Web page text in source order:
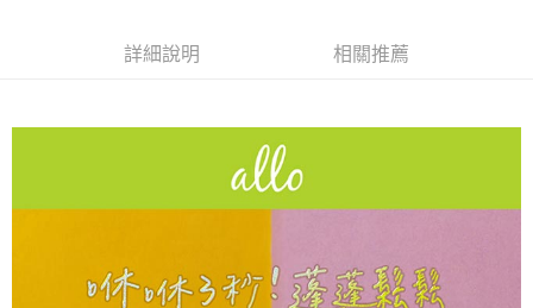
ATM／網路銀行／等多元方式進行付款，方視為交易完成。
※ 請注意：結帳手續完成當下不需立刻繳費，但若您需要取消訂單，請聯絡
※ 交易是否成功請以「AFTEE先享後付 」之結帳頁面顯示為準，若有關於
是否繳費成功／繳費後需取消欲退款等相關疑問，請聯繫「AFTEE先享後付
https://netprotections.freshdesk.com/support/home
【注意事項】
易，需依本服務之必要範圍內提供個人資料，並將交易相關給付款項請求債
權轉讓予恩沛科技股份有限公司。
２．關於個人資料處理事宜，請瀏覽以下網址：
付款後7-11取貨
每筆NT$80，滿NT$599(含以上)免運費
宅配
詳細說明 相關推薦